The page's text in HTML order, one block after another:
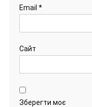
Email *
Сайт
Зберегти моє